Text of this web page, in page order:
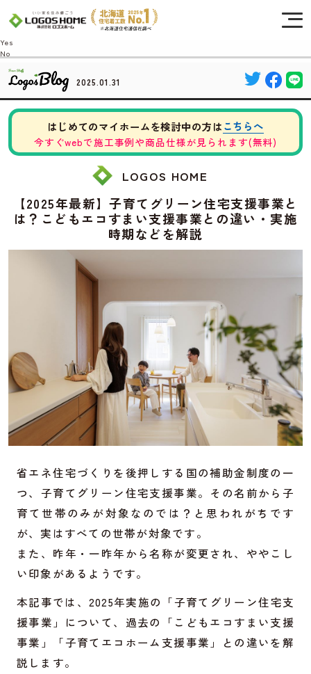
2025.01.31
はじめてのマイホームを検討中の方はこちらへ
今すぐwebで施工事例や商品仕様が見られます(無料)
LOGOS HOME
【2025年最新】子育てグリーン住宅支援事業と
は？こどもエコすまい支援事業との違い・実施
時期などを解説
省エネ住宅づくりを後押しする国の補助金制度の一
つ、子育てグリーン住宅支援事業。その名前から子
育て世帯のみが対象なのでは？と思われがちです
が、実はすべての世帯が対象です。
また、昨年・一昨年から名称が変更され、ややこし
い印象があるようです。
本記事では、2025年実施の「子育てグリーン住宅支
援事業」について、過去の「こどもエコすまい支援
事業」「子育てエコホーム支援事業」との違いを解
説します。
Cookie を使用して、お客様の活動を追跡してもよろしいですか? 当社ではお客様の
プライバシーを極めて重視しています。詳細について、およびご質問がある場合
は、当社のプライバシーポリシーをご覧ください。
Yes
No